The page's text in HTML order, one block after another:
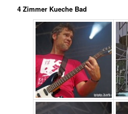
4 Zimmer Kueche Bad